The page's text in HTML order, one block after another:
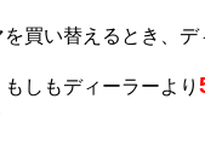
を買い替えるとき、デ
もしもディーラーより